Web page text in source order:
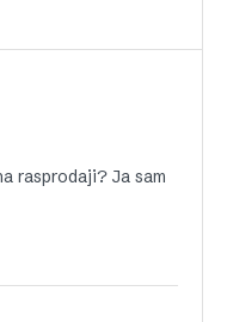
rasprodaji? Ja sam